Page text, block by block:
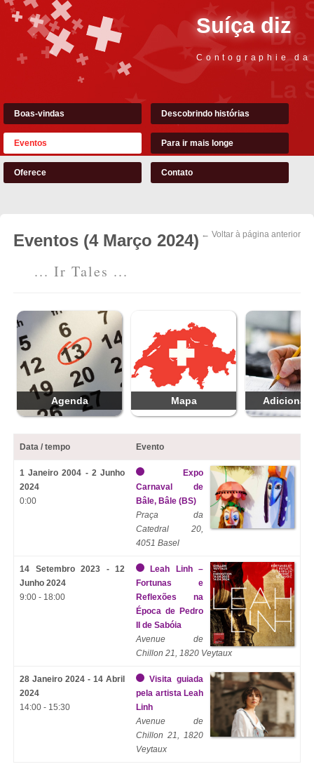
Suíça diz
Contographie
Boas-vindas Descobrindo histórias
Eventos Para ir mais longe
Oferece Contato
← Voltar à página anterior
Eventos (4 Março 2024)
... Ir Tales ...
Agenda Mapa Adicionar
Data / tempo Evento
1 Janeiro 2004 - 2 Junho
2024
0:00
Expo
Carnaval de
Bâle, Bâle (BS)
Praça da
Catedral 20,
4051 Basel
14 Setembro 2023 - 12
Junho 2024
9:00 - 18:00
Leah Linh –
Fortunas e
Reflexões na
Época de Pedro
II de Sabóia
Avenue de
Chillon 21, 1820 Veytaux
28 Janeiro 2024 - 14 Abril
2024
14:00 - 15:30
Visita guiada
pela artista Leah
Linh
Avenue de
Chillon 21, 1820
Veytaux